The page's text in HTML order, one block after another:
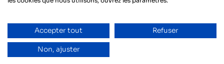
Entretien du véhicule
Copyright ©Dedi - Tous droits réservés-Designed with love by
e-commerce
Accepter tout Refuser
Non, ajuster